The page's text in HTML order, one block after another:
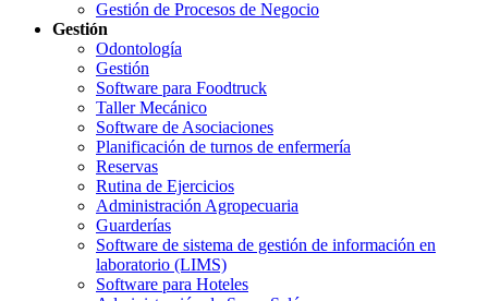
Gestión de Procesos de Negocio
Gestión
Odontología
Gestión
Software para Foodtruck
Taller Mecánico
Software de Asociaciones
Planificación de turnos de enfermería
Reservas
Rutina de Ejercicios
Administración Agropecuaria
Guarderías
Software de sistema de gestión de información en
laboratorio (LIMS)
Software para Hoteles